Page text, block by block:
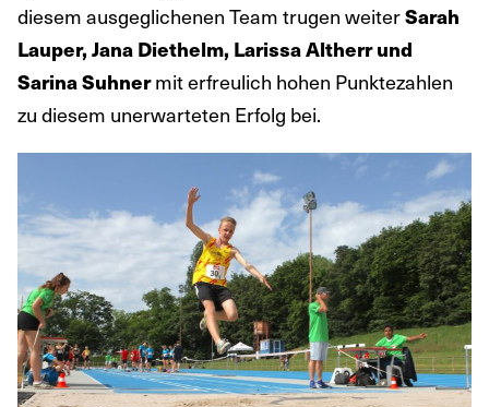
diesem ausgeglichenen Team trugen weiterSarah
Lauper, Jana Diethelm, Larissa Altherr und
Sarina Suhnermit erfreulich hohen Punktezahlen
zu diesem unerwarteten Erfolg bei.